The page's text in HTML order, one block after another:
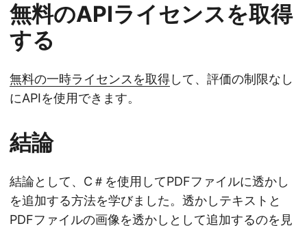
無料のAPIライセンスを取得
する
無料の一時ライセンスを取得して、評価の制限なし
にAPIを使用できます。
結論
結論として、C＃を使用してPDFファイルに透かし
を追加する方法を学びました。透かしテキストと
PDFファイルの画像を透かしとして追加するのを見